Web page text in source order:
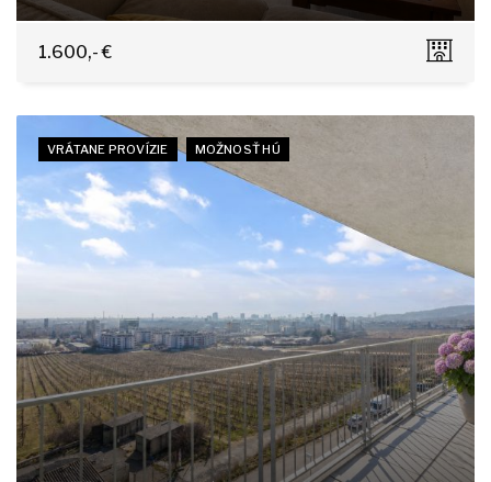
Horská 11/A, Bratislava - Nové Mesto
1.600,- €
VRÁTANE PROVÍZIE MOŽNOSŤ HÚ